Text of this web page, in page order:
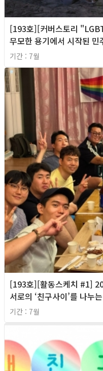
[193호][커버스토리
무모한 용기에서 시작된 민
기간 : 7월
[193호][활동스케치 #1]
서로의 ‘친구사이’를 나누
기간 : 7월